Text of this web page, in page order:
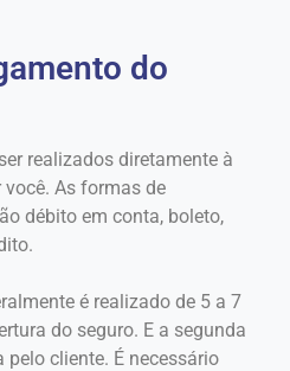
do
realizados diretamente à
As formas de
débito em conta, boleto,
é realizado de 5 a 7
do seguro. E a segunda
cliente. É necessário